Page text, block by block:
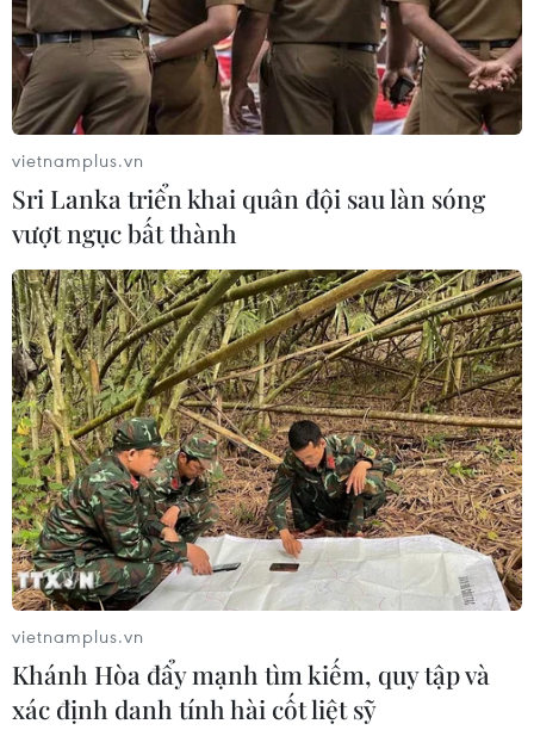
Syria: Liên quân không kích tới tấp vào
các mục tiêu IS tại Raqqa
08/11/2016 01:10
Liên minh quốc tế do Mỹ đứng đầu đã thực hiện hàng
loạt cuộc không kích nhằm vào những mục tiêu của IS
tại thành phố Raqqa của Syria nhằm hỗ trợ cho chiến
dịch trên bộ của các nhóm vũ trang.
vietnamplus.vn
Sri Lanka triển khai quân đội sau làn sóng
vượt ngục bất thành
vietnamplus.vn
Khánh Hòa đẩy mạnh tìm kiếm, quy tập và
xác định danh tính hài cốt liệt sỹ